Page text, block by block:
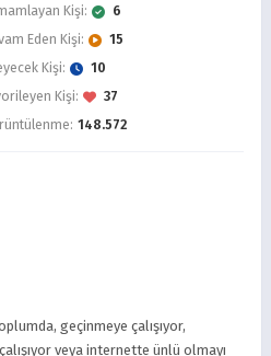
Kişi:
6
Eden Kişi:
15
Kişi:
10
Kişi:
37
148.572
geçinmeye çalışıyor,
veya internette ünlü olmayı